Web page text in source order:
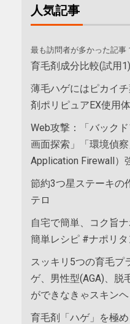
人気記事
最も訪問者が多かった記事
育毛剤成分比較(試用1)
薄毛ハゲにはピカイ
剤ポリピュアEX使用
Web攻撃：「バック
画面探索」「環境偵
Application Firewall）
節約3つ星ステーキの
テロ
自宅で簡単、コク旨
簡単レシピ #ナポリタ
スッキリ5つの育毛プ
ゲ、男性型(AGA)、脱
ができなきゃスキン
育毛剤「ハゲ」を極め